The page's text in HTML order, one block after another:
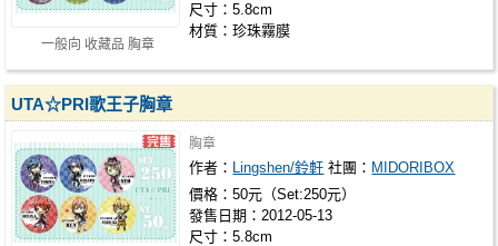
一般向 收藏品 胸章
尺寸：5.8cm
材質：珍珠霧膜
UTA☆PRI歌王子胸章
胸章
作者： Lingshen/鈴軒 社團： MIDORIBOX
價格：50元（Set:250元）
發售日期：2012-05-13
尺寸：5.8cm